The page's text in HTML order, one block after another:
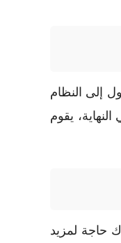
إلى النظام
يقوم
حاجة لمزيد